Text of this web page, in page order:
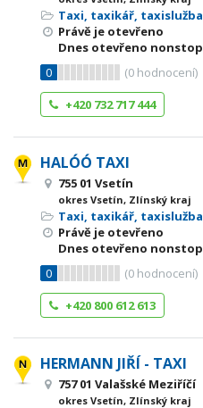
Taxi, taxikář, taxislužba
Právě je otevřeno
Dnes otevřeno nonstop
0
(0 hodnocení)
+420 732 717 444
HALÓÓ TAXI
755 01 Vsetín
okres Vsetín, Zlínský kraj
Taxi, taxikář, taxislužba
Právě je otevřeno
Dnes otevřeno nonstop
0
(0 hodnocení)
+420 800 612 613
HERMANN JIŘÍ - TAXI
757 01 Valašské Meziříčí
okres Vsetín, Zlínský kraj